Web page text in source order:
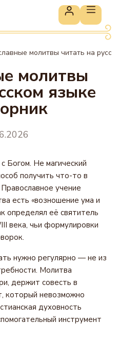
молитвы читать на
молитвы
языке
Богом. Не магический
получить что-то в
учение
есть «возношение ума и
определял её святитель
века, чьи формулировки
нужно регулярно — не из
Молитва
держит совесть в
который невозможно
духовность
инструмент